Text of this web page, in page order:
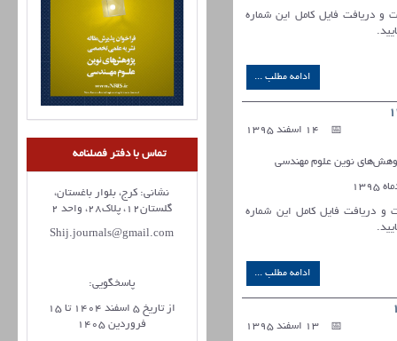
و دریافت فایل کامل این شماره
.
ادامه مطلب ...
14 اسفند 1395
نوین علوم مهندسی
و دریافت فایل کامل این شماره
.
ادامه مطلب ...
13 اسفند 1395
تماس با دفتر فصلنامه
نشانی: کرج، بلوار باغستان،
گلستان12، پلاک28، واحد 2
Shij.journals@gmail.com
پاسخگویی:
از تاریخ 5 اسفند 1404 تا 15
فروردین 1405